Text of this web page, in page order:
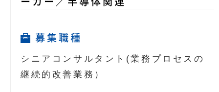
募集職種
シニアコンサルタント(業務プロセスの
継続的改善業務）